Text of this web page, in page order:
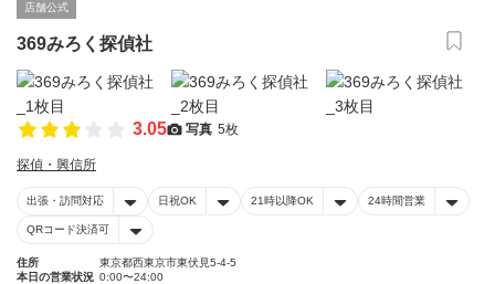
店舗公式
369みろく探偵社
3.05 写真 5枚
探偵・興信所
出張・訪問対応 日祝OK 21時以降OK 24時間営業
QRコード決済可
住所
東京都西東京市東伏見5-4-5
本日の営業状況 0:00〜24:00